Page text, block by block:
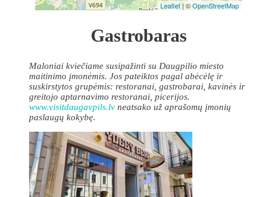
Leaflet | ©OpenStreetMap
Gastrobaras
Maloniai kviečiame susipažinti su Daugpilio miesto
maitinimo įmonėmis. Jos pateiktos pagal abėcėlę ir
suskirstytos grupėmis: restoranai, gastrobarai, kavinės ir
greitojo aptarnavimo restoranai, picerijos.
www.visitdaugavpils.lv neatsako už aprašomų įmonių
paslaugų kokybę.